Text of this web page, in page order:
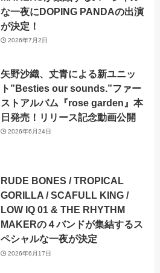
な一夜にDOPING PANDAの出演
が決定！
2026年7月2日
矢野沙織、丈青による新ユニッ
ト”Besties our sounds.”ファー
ストアルバム『rose garden』本
日発売！リリース記念動画公開
2026年6月24日
RUDE BONES / TROPICAL
GORILLA / SCAFULL KING /
LOW IQ 01 & THE RHYTHM
MAKERの４バンドが集結するス
ペシャルな一夜が決定
2026年6月17日